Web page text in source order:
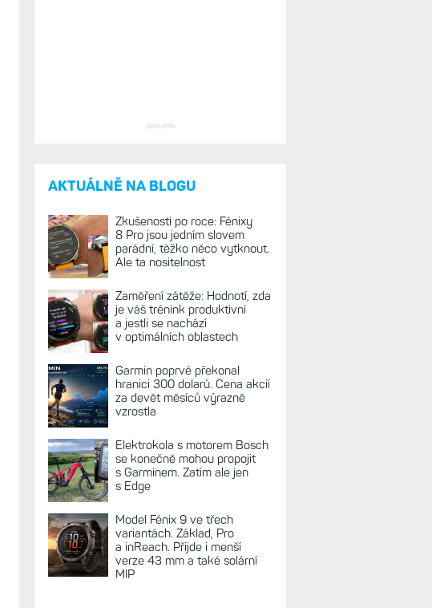
REKLAMA
AKTUÁLNĚ NA BLOGU
Zkušenosti po roce: Fénixy
8 Pro jsou jedním slovem
parádní, těžko něco vytknout.
Ale ta nositelnost
Zaměření zátěže: Hodnotí, zda
je váš trénink produktivní
a jestli se nachází
v optimálních oblastech
Garmin poprvé překonal
hranici 300 dolarů. Cena akcií
za devět měsíců výrazně
vzrostla
Elektrokola s motorem Bosch
se konečně mohou propojit
s Garminem. Zatím ale jen
s Edge
Model Fénix 9 ve třech
variantách. Základ, Pro
a inReach. Přijde i menší
verze 43 mm a také solární
MIP